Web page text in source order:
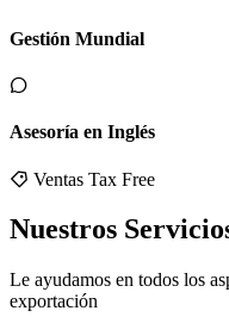
Gestión Mundial
Asesoría en Inglés
Ventas Tax Free
Nuestros
Le ayudamos en todos los
exportación